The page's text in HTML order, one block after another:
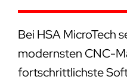
Bei HSA MicroTech
modernsten CNC-
fortschrittlichste